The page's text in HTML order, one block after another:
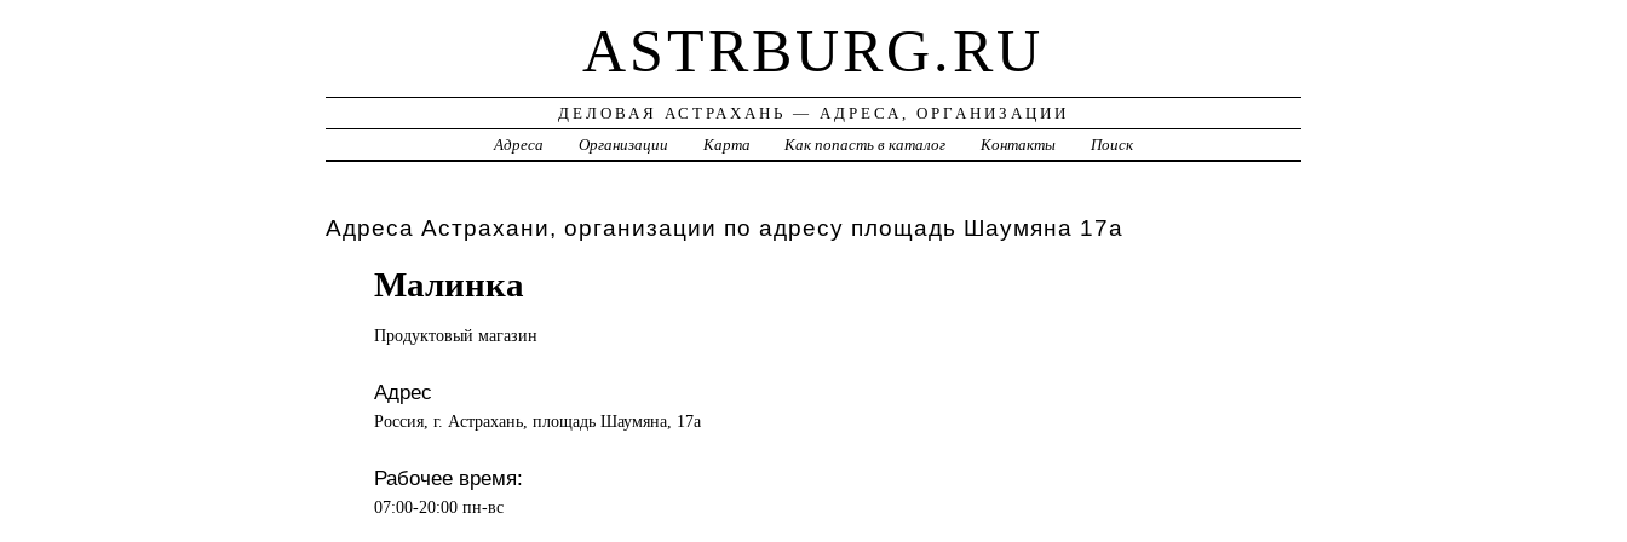
ASTRBURG.RU
ДЕЛОВАЯ АСТРАХАНЬ — АДРЕСА, ОРГАНИЗАЦИИ
Адреса
Организации Карта Как попасть в каталог Контакты Поиск
Адреса Астрахани, организации по адресу площадь Шаумяна 17а
Малинка
Продуктовый магазин
Адрес
Россия, г. Астрахань, площадь Шаумяна, 17а
Рабочее время:
07:00-20:00 пн-вс